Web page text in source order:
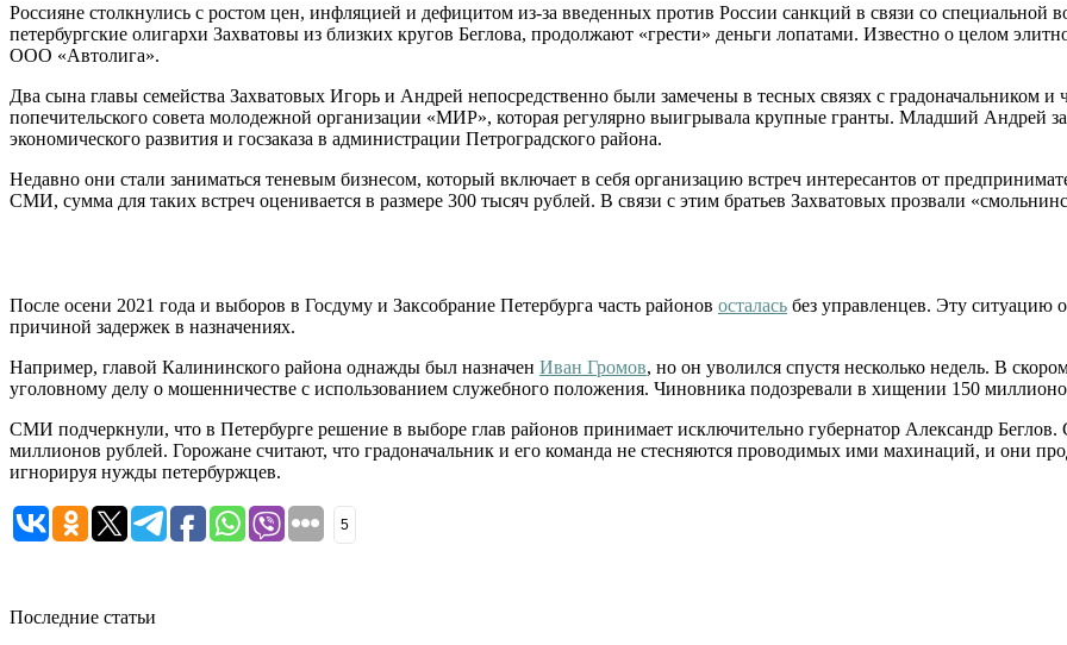
Россияне столкнулись с ростом цен, инфляцией и дефицитом из-за введенных против России санкций в связи со
петербургские олигархи Захватовы из близких кругов Беглова, продолжают «грести» деньги лопатами. Известно о целом
ООО «Автолига».
Два сына главы семейства Захватовых Игорь и Андрей непосредственно были замечены в тесных связях с
попечительского совета молодежной организации «МИР», которая регулярно выигрывала крупные гранты. Младший Андрей
экономического развития и госзаказа в администрации Петроградского района.
Недавно они стали заниматься теневым бизнесом, который включает в себя организацию встреч интересантов от
СМИ, сумма для таких встреч оценивается в размере 300 тысяч рублей. В связи с этим братьев Захватовых прозвали
После осени 2021 года и выборов в Госдуму и Заксобрание Петербурга часть районов осталась без управленцев. Эту ситуацию
причиной задержек в назначениях.
Например, главой Калининского района однажды был назначен Иван Громов, но он уволился спустя несколько недель. В
уголовному делу о мошенничестве с использованием служебного положения. Чиновника подозревали в хищении 150
СМИ подчеркнули, что в Петербурге решение в выборе глав районов принимает исключительно губернатор Александр Беглов.
миллионов рублей. Горожане считают, что градоначальник и его команда не стесняются проводимых ими махинаций, и они
игнорируя нужды петербуржцев.
5
Последние статьи